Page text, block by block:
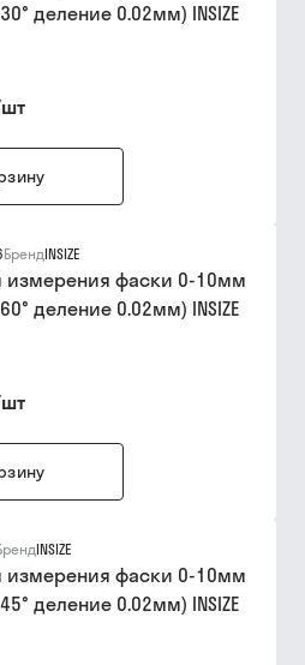
деление 0.02мм) INSIZE
шт
БрендINSIZE
измерения фаски 0-10мм
деление 0.02мм) INSIZE
шт
INSIZE
измерения фаски 0-10мм
деление 0.02мм) INSIZE